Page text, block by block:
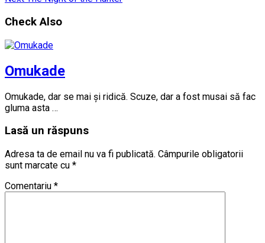
Check Also
Omukade
Omukade, dar se mai și ridică. Scuze, dar a fost musai să fac
gluma asta …
Lasă un răspuns
Adresa ta de email nu va fi publicată. Câmpurile obligatorii
sunt marcate cu *
Comentariu *